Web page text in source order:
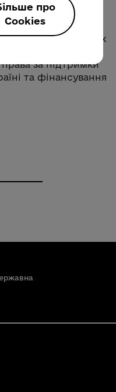
реалізує
та стратегічних
з Центром
права за підтримки
та фінансування
про
Cookies